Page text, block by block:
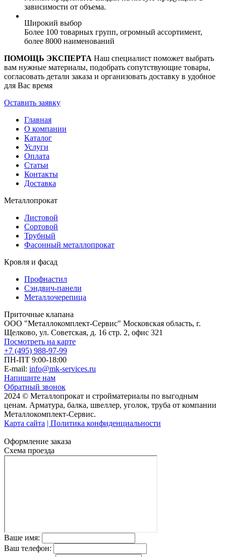
зависимости от объема.
Широкий выбор
Более 100 товарных групп, огромный ассортимент,
более 8000 наименований
ПОМОЩЬ ЭКСПЕРТА Наш специалист поможет выбрать
вам нужные материалы, подобрать сопутствующие товары,
согласовать детали заказа и организовать доставку в удобное
для Вас время
Оставить заявку
Главная
О компании
Каталог
Услуги
Оплата
Статьи
Контакты
Доставка
Металлопрокат
Листовой
Сортовой
Трубный
Фасонный металлопрокат
Кровля и фасад
Профнастил
Сэндвич-панели
Металлочерепица
Приточные клапана
ООО "Металлокомплект-Сервис" Московская область, г.
Щелково, ул. Советская, д. 16 стр. 2, офис 321
Посмотреть на карте
+7 (495) 988-97-99
ПН-ПТ 9:00-18:00
E-mail: info@mk-services.ru
Напишите нам
Обратный звонок
2024 © Металлопрокат и стройматериалы по выгодным
ценам. Арматура, балка, швеллер, уголок, труба от компании
Металлокомплект-Сервис.
Карта сайта | Политика конфиденциальности
Оформление заказа
Схема проезда
Ваше имя:
Ваш телефон: